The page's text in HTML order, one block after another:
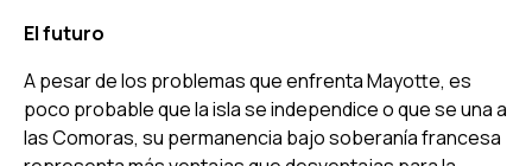
El futuro
A pesar de los problemas que enfrenta Mayotte, es
poco probable que la isla se independice o que se una a
las Comoras, su permanencia bajo soberanía francesa